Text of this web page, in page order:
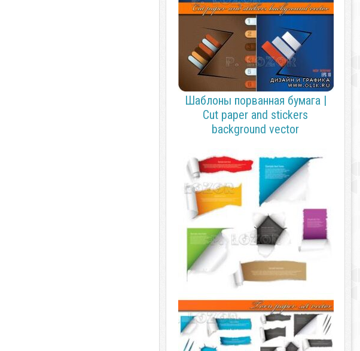
Шаблоны порванная бумага |
Cut paper and stickers
background vector